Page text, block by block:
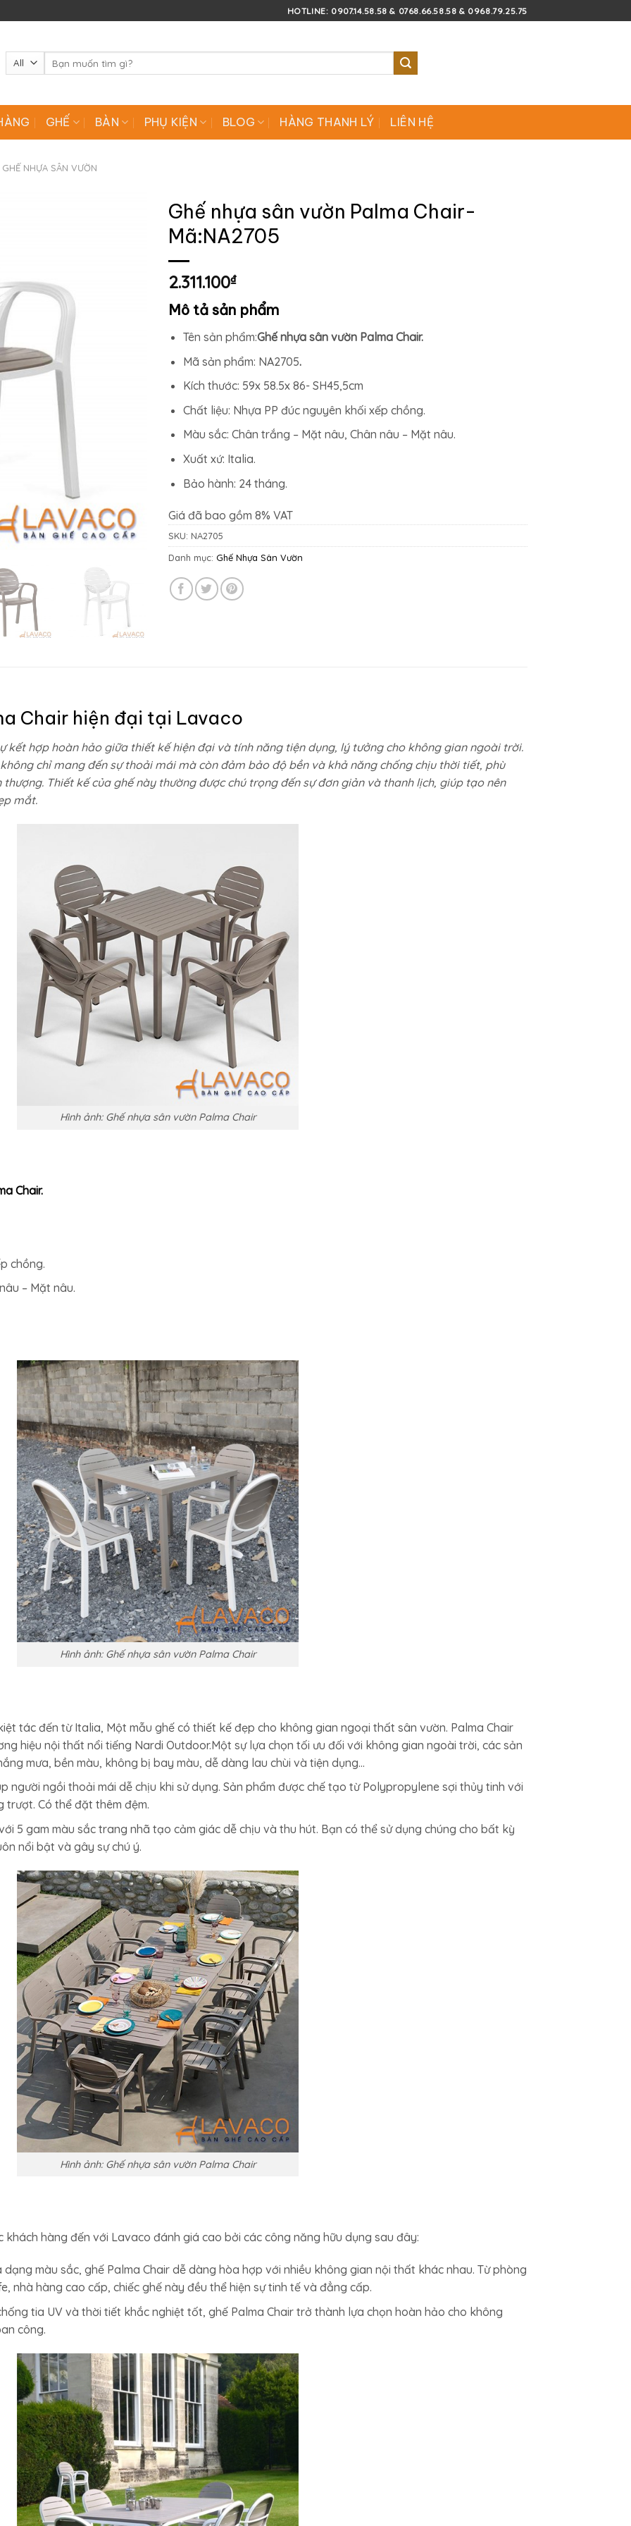
HOTLINE: 0907.14.58.58 & 0768.66.58.58 & 0968.79.25.75
kiếm:
GHẾ BÀN PHỤ KIỆN BLOG HÀNG THANH LÝ LIÊN HỆ
GHẾ NHỰA SÂN VƯỜN
Ghế nhựa sân vườn Palma Chair-
Mã:NA2705
2.311.100₫
Mô tả sản phẩm
Tên sản phẩm:Ghế nhựa sân vườn Palma Chair.
Mã sản phẩm: NA2705.
Kích thước: 59x 58.5x 86- SH45,5cm
Chất liệu: Nhựa PP đúc nguyên khối xếp chồng.
Màu sắc: Chân trắng – Mặt nâu, Chân nâu – Mặt nâu.
Xuất xứ: Italia.
Bảo hành: 24 tháng.
Giá đã bao gồm 8% VAT
SKU: NA2705
Danh mục: Ghế Nhựa Sân Vườn
Chair hiện đại tại Lavaco
kết hợp hoàn hảo giữa thiết kế hiện đại và tính năng tiện dụng, lý tưởng cho không gian ngoài trời.
chỉ mang đến sự thoải mái mà còn đảm bảo độ bền và khả năng chống chịu thời tiết, phù
Thiết kế của ghế này thường được chú trọng đến sự đơn giản và thanh lịch, giúp tạo nên
mắt.
Hình ảnh: Ghế nhựa sân vườn Palma Chair
Chair.
chồng.
– Mặt nâu.
Hình ảnh: Ghế nhựa sân vườn Palma Chair
tác đến từ Italia, Một mẫu ghế có thiết kế đẹp cho không gian ngoại thất sân vườn. Palma Chair
hiệu nội thất nổi tiếng Nardi Outdoor.Một sự lựa chọn tối ưu đối với không gian ngoài trời, các sản
mưa, bền màu, không bị bay màu, dễ dàng lau chùi và tiện dụng…
người ngồi thoải mái dễ chịu khi sử dụng. Sản phẩm được chế tạo từ Polypropylene sợi thủy tinh với
trượt. Có thể đặt thêm đệm.
5 gam màu sắc trang nhã tạo cảm giác dễ chịu và thu hút. Bạn có thể sử dụng chúng cho bất kỳ
nổi bật và gây sự chú ý.
Hình ảnh: Ghế nhựa sân vườn Palma Chair
khách hàng đến với Lavaco đánh giá cao bởi các công năng hữu dụng sau đây:
màu sắc, ghế Palma Chair dễ dàng hòa hợp với nhiều không gian nội thất khác nhau. Từ phòng
nhà hàng cao cấp, chiếc ghế này đều thể hiện sự tinh tế và đẳng cấp.
tia UV và thời tiết khắc nghiệt tốt, ghế Palma Chair trở thành lựa chọn hoàn hảo cho không
công.